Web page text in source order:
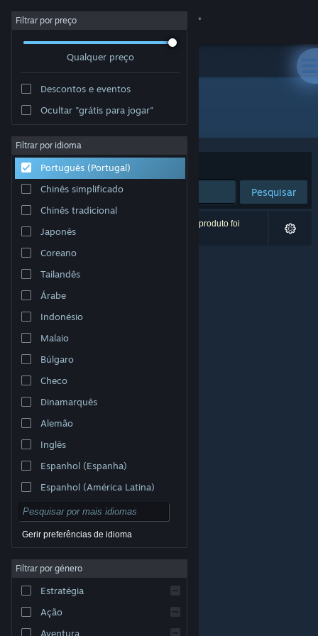
Iniciar sessão
Sobre
Apoio
Alterar idioma
Instala a app móvel do Steam
Ver versão para computadores
© Valve Corporation. Todos os direitos reservados.
respetivos proprietários nos E.U.A. e outros países.
Acessibilidade
Reembolsos|Cookies
Filtrar por preço
Qualquer preço
Descontos e eventos
Ocultar "grátis para jogar"
Filtrar por idioma
Português (Portugal)
Chinês simplificado
Chinês tradicional
Japonês
Coreano
Tailandês
Árabe
Indonésio
Malaio
Búlgaro
Checo
Dinamarquês
Alemão
Inglês
Espanhol (Espanha)
Espanhol (América Latina)
Gerir preferências de idioma
Filtrar por género
Estratégia
Ação
Aventura
Developer: Lisa Schertler
Ordenar por Relevância
Pesquisar
0 resultados correspondentes à tua pesquisa. 1 produto foi
excluído com base nas tuas preferências.